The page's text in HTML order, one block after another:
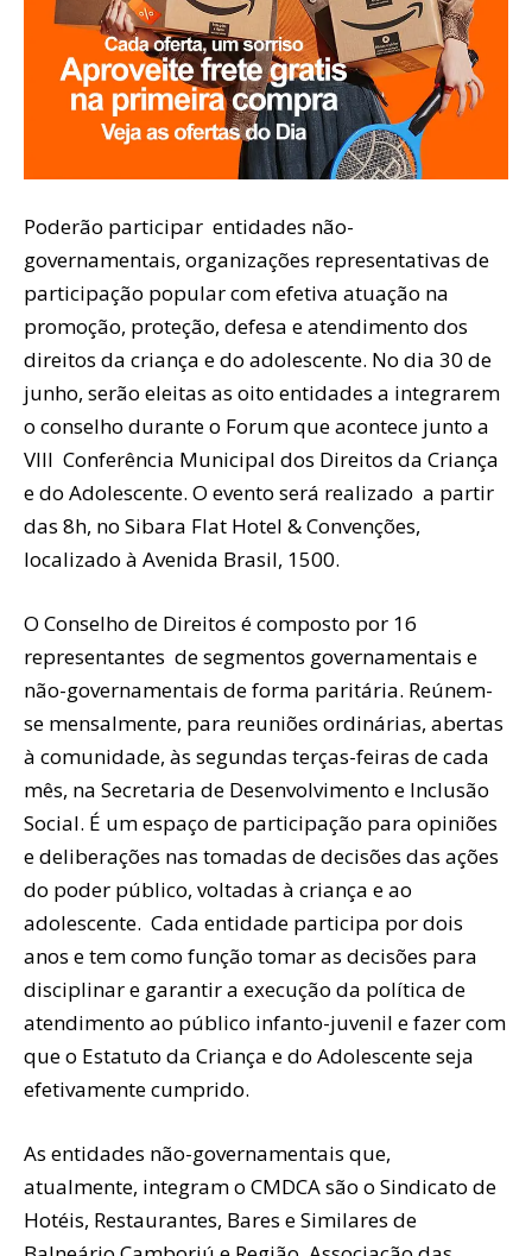
Poderão participar entidades não-
governamentais, organizações representativas de
participação popular com efetiva atuação na
promoção, proteção, defesa e atendimento dos
direitos da criança e do adolescente. No dia 30 de
junho, serão eleitas as oito entidades a integrarem
o conselho durante o Forum que acontece junto a
VIII Conferência Municipal dos Direitos da Criança
e do Adolescente. O evento será realizado a partir
das 8h, no Sibara Flat Hotel & Convenções,
localizado à Avenida Brasil, 1500.
O Conselho de Direitos é composto por 16
representantes de segmentos governamentais e
não-governamentais de forma paritária. Reúnem-
se mensalmente, para reuniões ordinárias, abertas
à comunidade, às segundas terças-feiras de cada
mês, na Secretaria de Desenvolvimento e Inclusão
Social. É um espaço de participação para opiniões
e deliberações nas tomadas de decisões das ações
do poder público, voltadas à criança e ao
adolescente. Cada entidade participa por dois
anos e tem como função tomar as decisões para
disciplinar e garantir a execução da política de
atendimento ao público infanto-juvenil e fazer com
que o Estatuto da Criança e do Adolescente seja
efetivamente cumprido.
As entidades não-governamentais que,
atualmente, integram o CMDCA são o Sindicato de
Hotéis, Restaurantes, Bares e Similares de